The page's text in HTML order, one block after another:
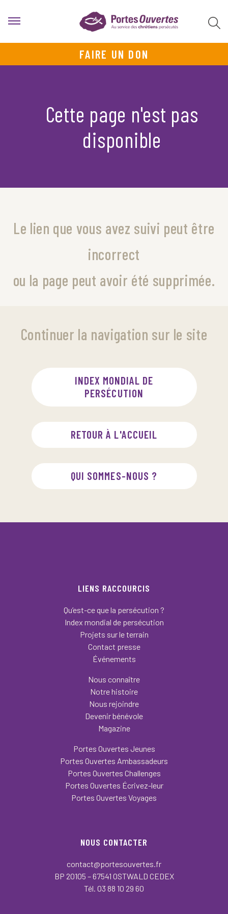
FAIRE UN DON
Cette page n'est pas
disponible
Le lien que vous avez suivi peut être
incorrect
ou la page peut avoir été supprimée.
Continuer la navigation sur le site
INDEX MONDIAL DE
PERSÉCUTION
RETOUR À L'ACCUEIL
QUI SOMMES-NOUS ?
LIENS RACCOURCIS
Qu’est-ce que la persécution ?
Index mondial de persécution
Projets sur le terrain
Contact presse
Événements
Nous connaître
Notre histoire
Nous rejoindre
Devenir bénévole
Magazine
Portes Ouvertes Jeunes
Portes Ouvertes Ambassadeurs
Portes Ouvertes Challenges
Portes Ouvertes Écrivez-leur
Portes Ouvertes Voyages
NOUS CONTACTER
contact@portesouvertes.fr
BP 20105 – 67541 OSTWALD CEDEX
Tél. 03 88 10 29 60